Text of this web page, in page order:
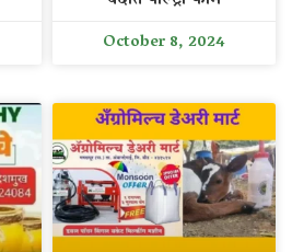
October 8, 2024